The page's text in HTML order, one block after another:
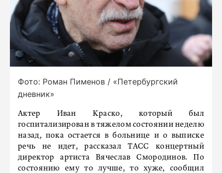
Фото: Роман Пименов / «Петербургский
дневник»
Актер Иван Краско, который был
госпитализирован в тяжелом состоянии неделю
назад, пока остается в больнице и о выписке
речь не идет, рассказал ТАСС концертный
директор артиста Вячеслав Смородинов. По
состоянию ему то лучше, то хуже, сообщил